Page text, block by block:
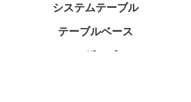
システムテーブル
テーブルベース